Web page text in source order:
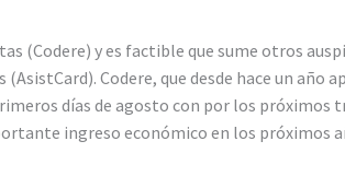
(Codere) y es factible que sume otros
Codere, que desde hace un año
días de agosto con por los próximos
ingreso económico en los próximos